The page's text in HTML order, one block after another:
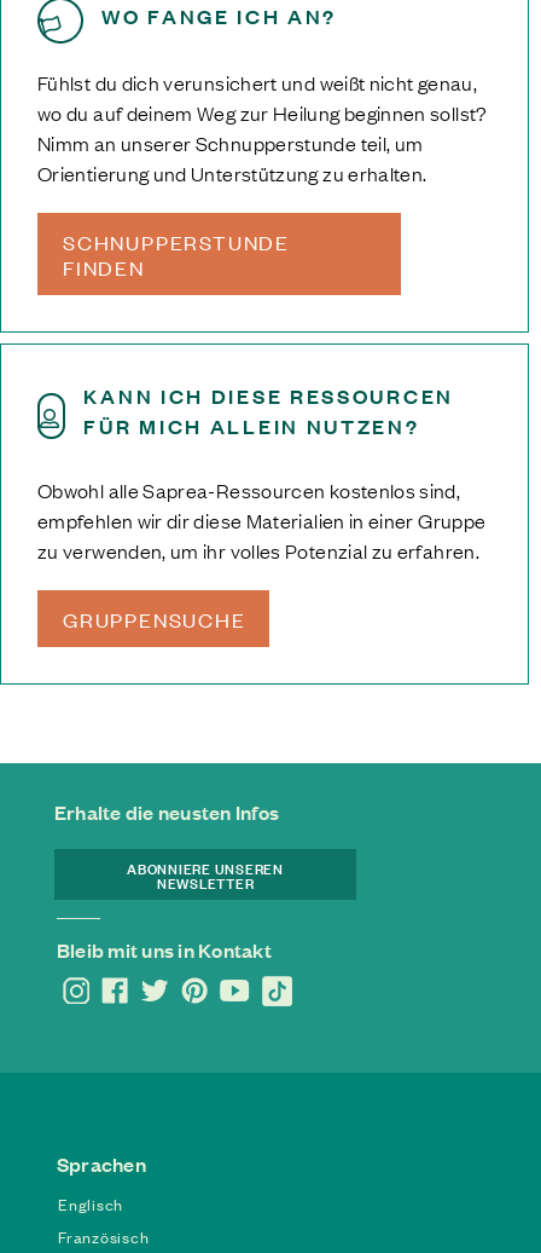
WO FANGE ICH AN?
Fühlst du dich verunsichert und weißt nicht genau,
wo du auf deinem Weg zur Heilung beginnen sollst?
Nimm an unserer Schnupperstunde teil, um
Orientierung und Unterstützung zu erhalten.
SCHNUPPERSTUNDE
FINDEN
KANN ICH DIESE RESSOURCEN
FÜR MICH ALLEIN NUTZEN?
Obwohl alle Saprea-Ressourcen kostenlos sind,
empfehlen wir dir diese Materialien in einer Gruppe
zu verwenden, um ihr volles Potenzial zu erfahren.
GRUPPENSUCHE
Erhalte die neusten Infos
ABONNIERE UNSEREN
NEWSLETTER
Bleib mit uns in Kontakt
Sprachen
Englisch
Französisch